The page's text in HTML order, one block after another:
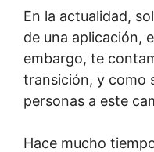
En la actualidad,
de una aplicación,
embargo, te
transición, y como
personas a este
Hace mucho